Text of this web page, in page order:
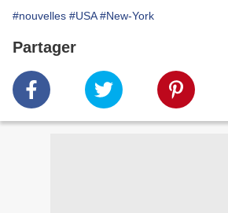
#nouvelles #USA #New-York
Partager